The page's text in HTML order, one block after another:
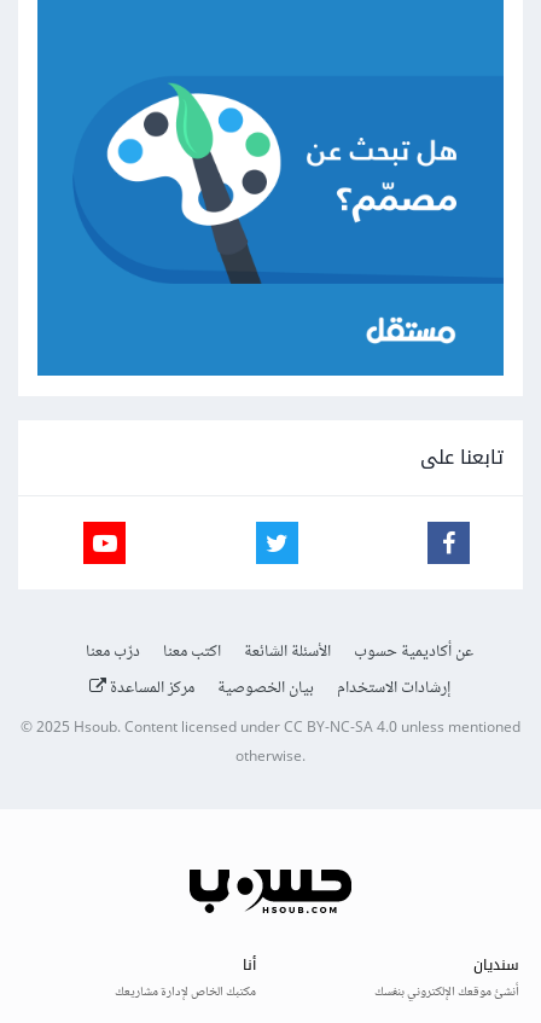
تابعنا على
عن أكاديمية حسوب الأسئلة الشائعة اكتب معنا
درّب معنا
إرشادات الاستخدام
بيان الخصوصية مركز المساعدة
© 2025Hsoub.Content licensed underCC BY-NC-SA 4.0unless mentioned
otherwise.